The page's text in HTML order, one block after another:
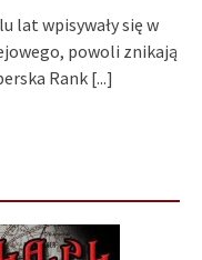
lat wpisywały się w
powoli znikają
Rank [...]